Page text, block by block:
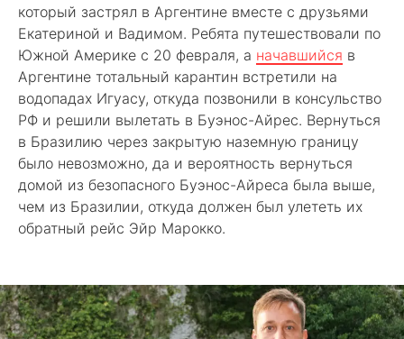
который застрял в Аргентине вместе с друзьями
Екатериной и Вадимом. Ребята путешествовали по
Южной Америке с 20 февраля, а начавшийся в
Аргентине тотальный карантин встретили на
водопадах Игуасу, откуда позвонили в консульство
РФ и решили вылетать в Буэнос-Айрес. Вернуться
в Бразилию через закрытую наземную границу
было невозможно, да и вероятность вернуться
домой из безопасного Буэнос-Айреса была выше,
чем из Бразилии, откуда должен был улететь их
обратный рейс Эйр Марокко.